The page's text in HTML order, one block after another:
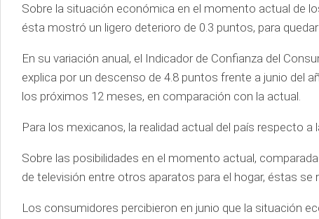
Sobre la situación económica en el momento actual de
ésta mostró un ligero deterioro de 0.3 puntos, para
En su variación anual, el Indicador de Confianza del
explica por un descenso de 4.8 puntos frente a junio del
los próximos 12 meses, en comparación con la actual.
Para los mexicanos, la realidad actual del país respecto
Sobre las posibilidades en el momento actual,
de televisión entre otros aparatos para el hogar, éstas se
Los consumidores percibieron en junio que la situación